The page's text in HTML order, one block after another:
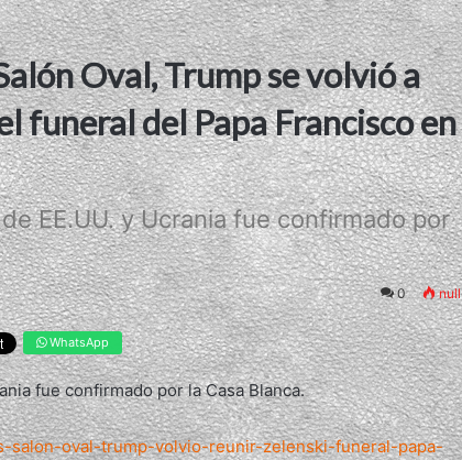
Oval, Trump se volvió a
funeral del Papa Francisco en
EE.UU. y Ucrania fue confirmado por
0 null
WhatsApp
fue confirmado por la Casa Blanca.
salon-oval-trump-volvio-reunir-zelenski-funeral-papa-